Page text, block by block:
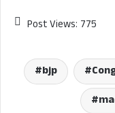
Post Views: 775
bjp